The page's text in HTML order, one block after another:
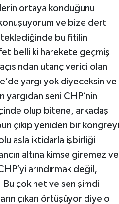
ortaya konduğunu
ve bize dert
bu fitilin
belli ki harekete geçmiş
utanç verici olan
yargı yok diyeceksin ve
seni CHP’nin
olup bitene, arkadaş
çıkıp yeniden bir kongreyi
asla iktidarla işbirliği
altına kimse giremez ve
arındırmak değil,
Bu çok net ve sen şimdi
çıkarı örtüşüyor diye o